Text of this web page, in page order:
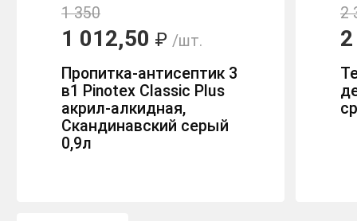
1 350
1 012,50 ₽ /шт.
Пропитка-антисептик 3
в1 Pinotex Classic Plus
акрил-алкидная,
Скандинавский серый
0,9л
2